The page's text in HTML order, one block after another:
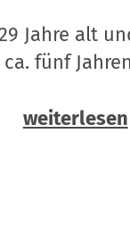
Jahre alt
ca. fünf
weiterlesen